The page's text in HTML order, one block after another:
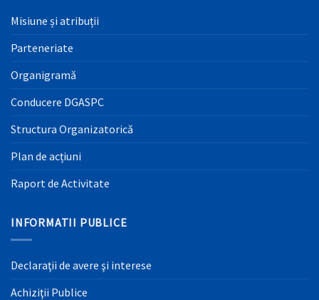
Misiune și atribuții
Parteneriate
Organigramă
Conducere DGASPC
Structura Organizatorică
Plan de acțiuni
Raport de Activitate
INFORMATII PUBLICE
Declaraţii de avere şi interese
Achiziţii Publice